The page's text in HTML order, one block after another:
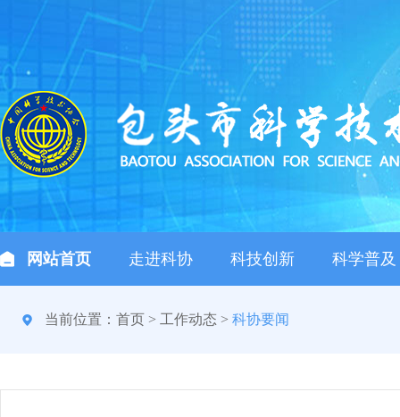
网站首页 走进科协 科技创新 科学普及
当前位置： 首页 > 工作动态 > 科协要闻